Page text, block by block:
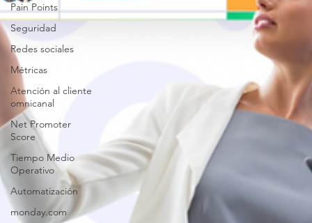
Pain Points
Seguridad
Redes sociales
Métricas
Atención al cliente
omnicanal
Net Promoter
Score
Tiempo Medio
Operativo
Automatización
monday.com